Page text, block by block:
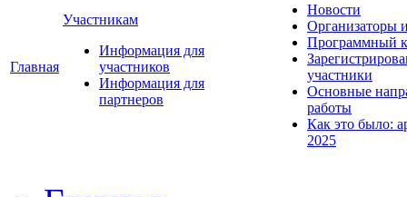
Главная
Участникам
Информация для
участников
Информация для
партнеров
Новости
Организаторы
Программный
участники
Основные
работы
Как это было:
2025